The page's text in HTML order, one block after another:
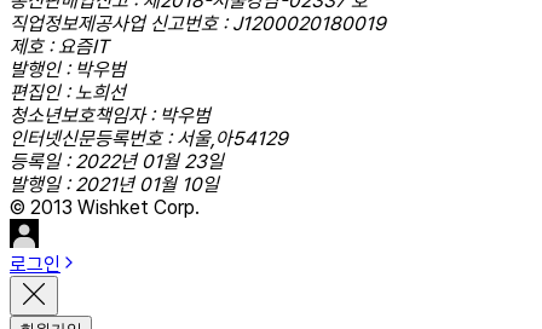
직업정보제공사업 신고번호 : J1200020180019
제호 : 요즘IT
발행인 : 박우범
편집인 : 노희선
청소년보호책임자 : 박우범
인터넷신문등록번호 : 서울,아54129
등록일 : 2022년 01월 23일
발행일 : 2021년 01월 10일
© 2013 Wishket Corp.
로그인